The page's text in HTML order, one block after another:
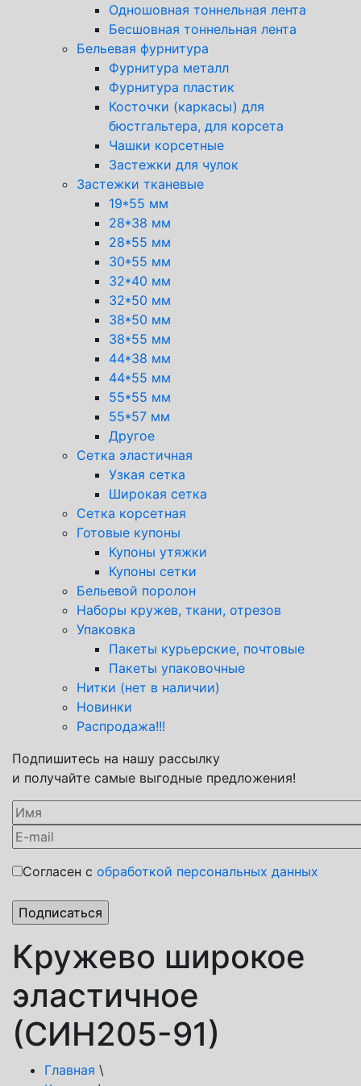
Одношовная тоннельная лента
Бесшовная тоннельная лента
Бельевая фурнитура
Фурнитура металл
Фурнитура пластик
Косточки (каркасы) для
бюстгальтера, для корсета
Чашки корсетные
Застежки для чулок
Застежки тканевые
19*55 мм
28*38 мм
28*55 мм
30*55 мм
32*40 мм
32*50 мм
38*50 мм
38*55 мм
44*38 мм
44*55 мм
55*55 мм
55*57 мм
Другое
Сетка эластичная
Узкая сетка
Широкая сетка
Сетка корсетная
Готовые купоны
Купоны утяжки
Купоны сетки
Бельевой поролон
Наборы кружев, ткани, отрезов
Упаковка
Пакеты курьерские, почтовые
Пакеты упаковочные
Нитки (нет в наличии)
Новинки
Распродажа!!!
Подпишитесь на нашу рассылку
и получайте самые выгодные предложения!
Согласен с обработкой персональных данных
Кружево широкое
эластичное
(СИН205-91)
Главная \